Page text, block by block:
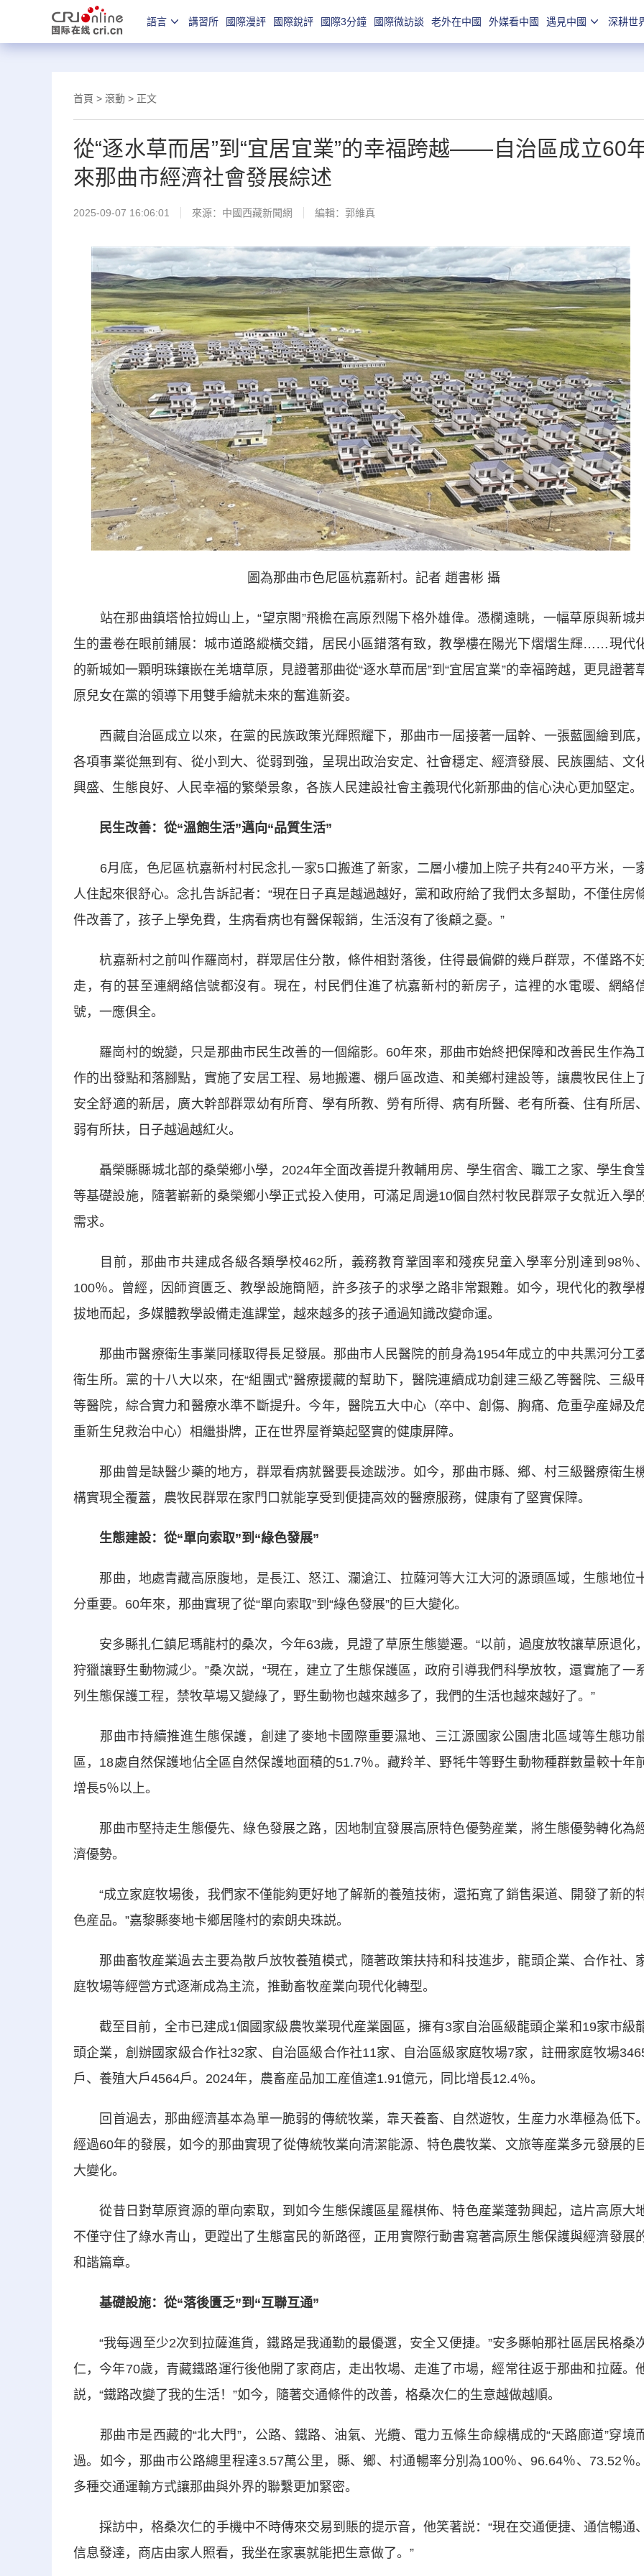
語言 講習所 國際漫評 國際銳評 國際3分鐘 國際微訪談 老外在中國 外媒看中國 遇見中國 深耕世
首頁 > 滾動 > 正文
從“逐水草而居”到“宜居宜業”的幸福跨越——自治區成立60
來那曲市經濟社會發展綜述
2025-09-07 16:06:01 來源： 中國西藏新聞網 編輯：郭維真
圖為那曲市色尼區杭嘉新村。記者 趙書彬 攝
站在那曲鎮塔恰拉姆山上，“望京閣”飛檐在高原烈陽下格外雄偉。憑欄遠眺，一幅草原與新城
生的畫卷在眼前鋪展：城市道路縱橫交錯，居民小區錯落有致，教學樓在陽光下熠熠生輝……現代
的新城如一顆明珠鑲嵌在羌塘草原，見證著那曲從“逐水草而居”到“宜居宜業”的幸福跨越，更見證著
原兒女在黨的領導下用雙手繪就未來的奮進新姿。
西藏自治區成立以來，在黨的民族政策光輝照耀下，那曲市一屆接著一屆幹、一張藍圖繪到底，
各項事業從無到有、從小到大、從弱到強，呈現出政治安定、社會穩定、經濟發展、民族團結、文
興盛、生態良好、人民幸福的繁榮景象，各族人民建設社會主義現代化新那曲的信心決心更加堅定。
民生改善：從“溫飽生活”邁向“品質生活”
6月底，色尼區杭嘉新村村民念扎一家5口搬進了新家，二層小樓加上院子共有240平方米，一
人住起來很舒心。念扎告訴記者：“現在日子真是越過越好，黨和政府給了我們太多幫助，不僅住房
件改善了，孩子上學免費，生病看病也有醫保報銷，生活沒有了後顧之憂。”
杭嘉新村之前叫作羅崗村，群眾居住分散，條件相對落後，住得最偏僻的幾戶群眾，不僅路不
走，有的甚至連網絡信號都沒有。現在，村民們住進了杭嘉新村的新房子，這裡的水電暖、網絡
號，一應俱全。
羅崗村的蛻變，只是那曲市民生改善的一個縮影。60年來，那曲市始終把保障和改善民生作為
作的出發點和落腳點，實施了安居工程、易地搬遷、棚戶區改造、和美鄉村建設等，讓農牧民住上
安全舒適的新居，廣大幹部群眾幼有所育、學有所教、勞有所得、病有所醫、老有所養、住有所居、
弱有所扶，日子越過越紅火。
聶榮縣縣城北部的桑榮鄉小學，2024年全面改善提升教輔用房、學生宿舍、職工之家、學生食
等基礎設施，隨著嶄新的桑榮鄉小學正式投入使用，可滿足周邊10個自然村牧民群眾子女就近入學
需求。
目前，那曲市共建成各級各類學校462所，義務教育鞏固率和殘疾兒童入學率分別達到98％、
100％。曾經，因師資匱乏、教學設施簡陋，許多孩子的求學之路非常艱難。如今，現代化的教學
拔地而起，多媒體教學設備走進課堂，越來越多的孩子通過知識改變命運。
那曲市醫療衛生事業同樣取得長足發展。那曲市人民醫院的前身為1954年成立的中共黑河分工
衛生所。黨的十八大以來，在“組團式”醫療援藏的幫助下，醫院連續成功創建三級乙等醫院、三級
等醫院，綜合實力和醫療水準不斷提升。今年，醫院五大中心（卒中、創傷、胸痛、危重孕産婦及
重新生兒救治中心）相繼掛牌，正在世界屋脊築起堅實的健康屏障。
那曲曾是缺醫少藥的地方，群眾看病就醫要長途跋涉。如今，那曲市縣、鄉、村三級醫療衛生
構實現全覆蓋，農牧民群眾在家門口就能享受到便捷高效的醫療服務，健康有了堅實保障。
生態建設：從“單向索取”到“綠色發展”
那曲，地處青藏高原腹地，是長江、怒江、瀾滄江、拉薩河等大江大河的源頭區域，生態地位
分重要。60年來，那曲實現了從“單向索取”到“綠色發展”的巨大變化。
安多縣扎仁鎮尼瑪龍村的桑次，今年63歲，見證了草原生態變遷。“以前，過度放牧讓草原退化，
狩獵讓野生動物減少。”桑次説，“現在，建立了生態保護區，政府引導我們科學放牧，還實施了一
列生態保護工程，禁牧草場又變綠了，野生動物也越來越多了，我們的生活也越來越好了。”
那曲市持續推進生態保護，創建了麥地卡國際重要濕地、三江源國家公園唐北區域等生態功
區，18處自然保護地佔全區自然保護地面積的51.7％。藏羚羊、野牦牛等野生動物種群數量較十年
增長5％以上。
那曲市堅持走生態優先、綠色發展之路，因地制宜發展高原特色優勢産業，將生態優勢轉化為
濟優勢。
“成立家庭牧場後，我們家不僅能夠更好地了解新的養殖技術，還拓寬了銷售渠道、開發了新的
色産品。”嘉黎縣麥地卡鄉居隆村的索朗央珠説。
那曲畜牧産業過去主要為散戶放牧養殖模式，隨著政策扶持和科技進步，龍頭企業、合作社、
庭牧場等經營方式逐漸成為主流，推動畜牧産業向現代化轉型。
截至目前，全市已建成1個國家級農牧業現代産業園區，擁有3家自治區級龍頭企業和19家市級
頭企業，創辦國家級合作社32家、自治區級合作社11家、自治區級家庭牧場7家，註冊家庭牧場
戶、養殖大戶4564戶。2024年，農畜産品加工産值達1.91億元，同比增長12.4％。
回首過去，那曲經濟基本為單一脆弱的傳統牧業，靠天養畜、自然遊牧，生産力水準極為低下。
經過60年的發展，如今的那曲實現了從傳統牧業向清潔能源、特色農牧業、文旅等産業多元發展的
大變化。
從昔日對草原資源的單向索取，到如今生態保護區星羅棋佈、特色産業蓬勃興起，這片高原大
不僅守住了綠水青山，更蹚出了生態富民的新路徑，正用實際行動書寫著高原生態保護與經濟發展
和諧篇章。
基礎設施：從“落後匱乏”到“互聯互通”
“我每週至少2次到拉薩進貨，鐵路是我通勤的最優選，安全又便捷。”安多縣帕那社區居民格桑
仁，今年70歲，青藏鐵路運行後他開了家商店，走出牧場、走進了市場，經常往返于那曲和拉薩。
説，“鐵路改變了我的生活！”如今，隨著交通條件的改善，格桑次仁的生意越做越順。
那曲市是西藏的“北大門”，公路、鐵路、油氣、光纜、電力五條生命線構成的“天路廊道”穿境
過。如今，那曲市公路總里程達3.57萬公里，縣、鄉、村通暢率分別為100％、96.64％、73.52％。
多種交通運輸方式讓那曲與外界的聯繫更加緊密。
採訪中，格桑次仁的手機中不時傳來交易到賬的提示音，他笑著説：“現在交通便捷、通信暢通、
信息發達，商店由家人照看，我坐在家裏就能把生意做了。”